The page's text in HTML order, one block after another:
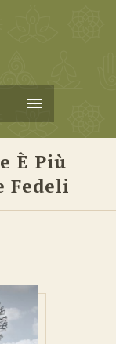
È Più
Fedeli